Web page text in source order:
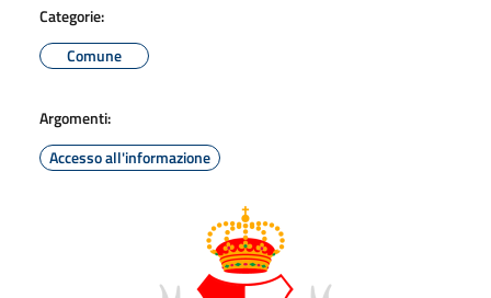
Categorie:
Comune
Argomenti:
Accesso all'informazione